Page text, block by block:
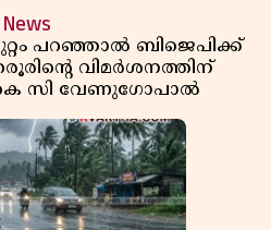
News
പറഞ്ഞാൽ ബിജെപിക്ക്
വിമർശനത്തിന്
കെ സി വേണുഗോപാൽ